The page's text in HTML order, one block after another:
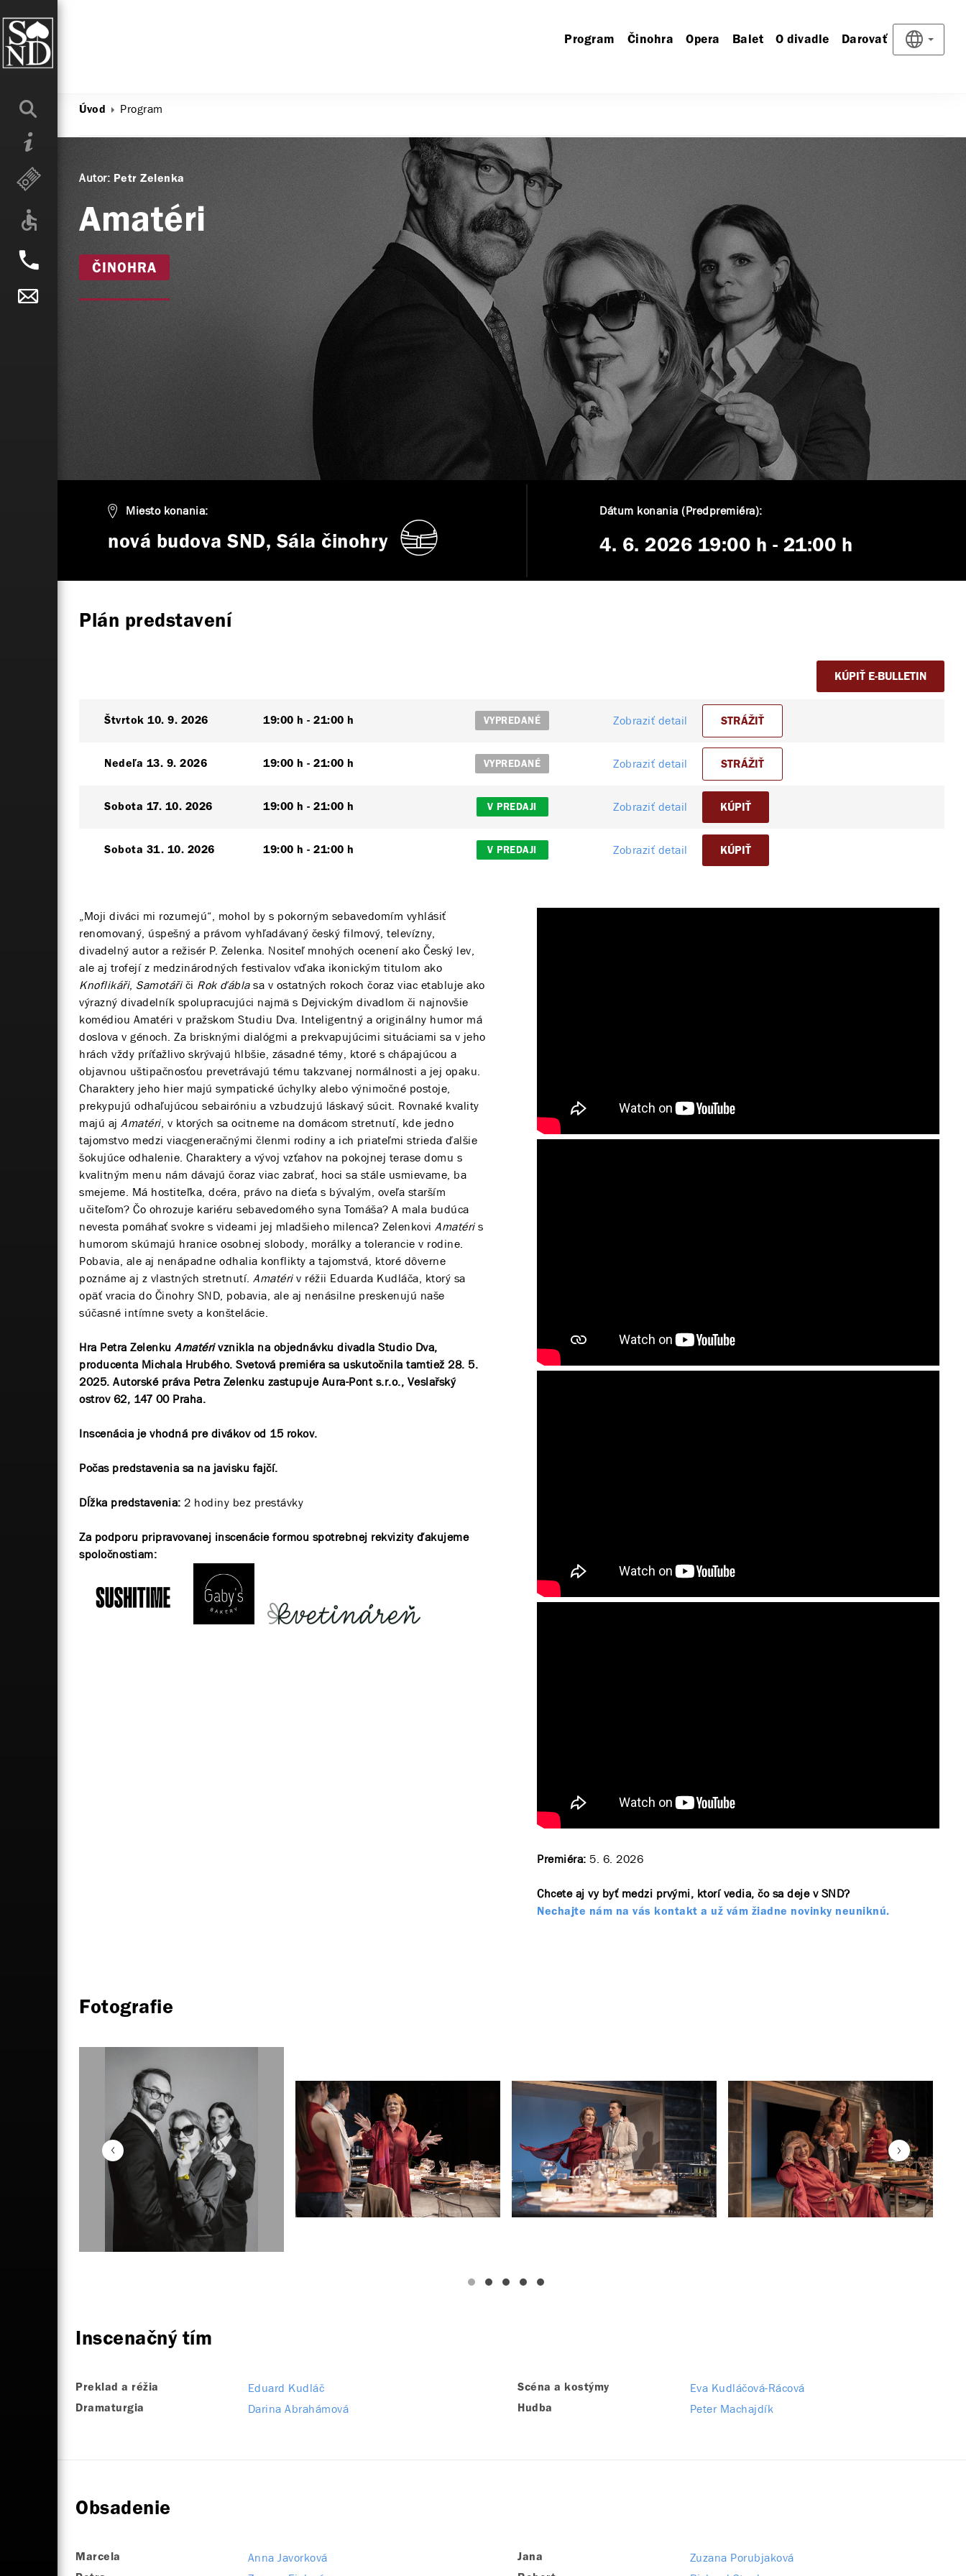
Program Činohra Opera Balet O divadle Darovať
Úvod Program
Autor: Petr Zelenka
Amatéri
ČINOHRA
Miesto konania:
nová budova SND, Sála činohry
Dátum konania (Predpremiéra):
4. 6. 2026 19:00 h - 21:00 h
Plán predstavení
KÚPIŤ E-BULLETIN
Štvrtok 10. 9. 2026 19:00 h 21:00 h VYPREDANÉ Zobraziť detail STRÁŽIŤ
Nedeľa 13. 9. 2026 19:00 h 21:00 h VYPREDANÉ Zobraziť detail STRÁŽIŤ
Sobota 17. 10. 2026 19:00 h 21:00 h V PREDAJI Zobraziť detail KÚPIŤ
Sobota 31. 10. 2026 19:00 h 21:00 h V PREDAJI Zobraziť detail KÚPIŤ
„Moji diváci mi rozumejú“, mohol by s pokorným sebavedomím vyhlásiť
renomovaný, úspešný a právom vyhľadávaný český filmový, televízny,
divadelný autor a režisér P. Zelenka. Nositeľ mnohých ocenení ako Český lev,
ale aj trofejí z medzinárodných festivalov vďaka ikonickým titulom ako
Knoflikáři, Samotářiči Rok ďáblasa v ostatných rokoch čoraz viac etabluje ako
výrazný divadelník spolupracujúci najmä s Dejvickým divadlom či najnovšie
komédiou Amatéri v pražskom Studiu Dva. Inteligentný a originálny humor má
doslova v génoch. Za brisknými dialógmi a prekvapujúcimi situáciami sa v jeho
hrách vždy príťažlivo skrývajú hlbšie, zásadné témy, ktoré s chápajúcou a
objavnou uštipačnosťou prevetrávajú tému takzvanej normálnosti a jej opaku.
Charaktery jeho hier majú sympatické úchylky alebo výnimočné postoje,
prekypujú odhaľujúcou sebairóniu a vzbudzujú láskavý súcit. Rovnaké kvality
majú aj Amatéri, v ktorých sa ocitneme na domácom stretnutí, kde jedno
tajomstvo medzi viacgeneračnými členmi rodiny a ich priateľmi strieda ďalšie
šokujúce odhalenie. Charaktery a vývoj vzťahov na pokojnej terase domu s
kvalitným menu nám dávajú čoraz viac zabrať, hoci sa stále usmievame, ba
smejeme. Má hostiteľka, dcéra, právo na dieťa s bývalým, oveľa starším
učiteľom? Čo ohrozuje kariéru sebavedomého syna Tomáša? A mala budúca
nevesta pomáhať svokre s videami jej mladšieho milenca? Zelenkovi Amatéris
humorom skúmajú hranice osobnej slobody, morálky a tolerancie v rodine.
Pobavia, ale aj nenápadne odhalia konflikty a tajomstvá, ktoré dôverne
poznáme aj z vlastných stretnutí. Amatériv réžii Eduarda Kudláča, ktorý sa
opäť vracia do Činohry SND, pobavia, ale aj nenásilne preskenujú naše
súčasné intímne svety a konštelácie.
Hra Petra Zelenku Amatérivznikla na objednávku divadla Studio Dva,
producenta Michala Hrubého. Svetová premiéra sa uskutočnila tamtiež 28. 5.
2025. Autorské práva Petra Zelenku zastupuje Aura-Pont s.r.o., Veslařský
ostrov 62, 147 00 Praha.
Inscenácia je vhodná pre divákov od 15 rokov.
Počas predstavenia sa na javisku fajčí.
Dĺžka predstavenia: 2 hodiny bez prestávky
Za podporu pripravovanej inscenácie formou spotrebnej rekvizity ďakujeme
spoločnostiam:
Premiéra: 5. 6. 2026
Chcete aj vy byť medzi prvými, ktorí vedia, čo sa deje v SND?
Nechajte nám na vás kontakt a už vám žiadne novinky neuniknú.
Fotografie
Inscenačný tím
Preklad a réžia Eduard Kudláč
Dramaturgia Darina Abrahámová
Scéna a kostýmy Eva Kudláčová-Rácová
Hudba Peter Machajdík
Obsadenie
Marcela Anna Javorková Jana Zuzana Porubjaková